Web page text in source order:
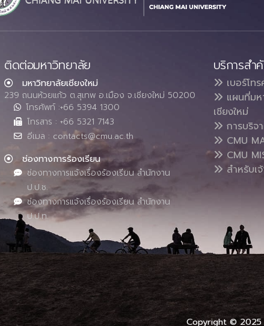
ติดต่อมหาวิทยาลัย
มหาวิทยาลัยเชียงใหม่
239 ถนนห้วยแก้ว ต.สุเทพ อ.เมือง จ.เชียงใหม่ 50200
โทรศัพท์ :+66 5394 1300
โทรสาร : +66 5321 7143
อีเมล : contacts@cmu.ac.th
ช่องทางการร้องเรียน
ช่องทางการแจ้งเรื่องร้องเรียน สำนักงาน
ป.ป.ช.
ช่องทางการแจ้งเรื่องร้องเรียน สำนักงาน
ป.ป.ท.
บริการส
เบอร์โท
แผนที่ม
เชียงใหม่
การบริจ
CMU
CMU
สำหรับเ
Copyright © 2025